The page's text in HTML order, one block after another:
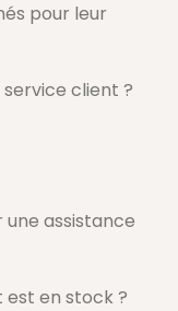
pour leur
client ?
une assistance
est en stock ?